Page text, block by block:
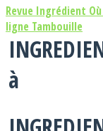
Revue Ingrédient
ligne Tambouille
à